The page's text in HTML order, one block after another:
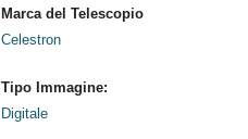
Marca del Telescopio
Celestron
Tipo Immagine:
Digitale